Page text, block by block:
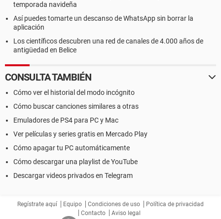
temporada navideña
Así puedes tomarte un descanso de WhatsApp sin borrar la
aplicación
Los científicos descubren una red de canales de 4.000 años de
antigüedad en Belice
CONSULTA TAMBIÉN
Cómo ver el historial del modo incógnito
Cómo buscar canciones similares a otras
Emuladores de PS4 para PC y Mac
Ver películas y series gratis en Mercado Play
Cómo apagar tu PC automáticamente
Cómo descargar una playlist de YouTube
Descargar videos privados en Telegram
Regístrate aquí Equipo Condiciones de uso
Política de privacidad
Contacto
Aviso legal